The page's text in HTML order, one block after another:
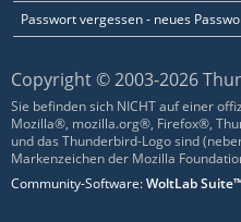
Passwort vergessen - neues
Copyright © 2003-2026
Sie befinden sich NICHT auf einer
Mozilla®, mozilla.org®, Firefox®,
und das Thunderbird-Logo sind
Markenzeichen der Mozilla
Community-Software:WoltLab